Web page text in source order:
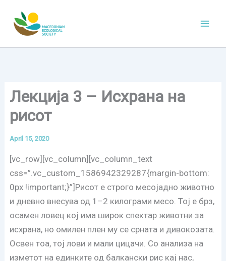
content
Лекција 3 – Исхрана на
рисот
April 15, 2020
[vc_row][vc_column][vc_column_text
css=”.vc_custom_1586942329287{margin-bottom:
0px !important;}”]Рисот е строго месојадно животно
и дневно внесува од 1–2 килограми месо. Тој е брз,
осамен ловец кој има широк спектар животни за
исхрана, но омилен плен му се срната и дивокозата.
Освен тоа, тој лови и мали цицачи. Со анализа на
изметот на единките од балкански рис кај нас,